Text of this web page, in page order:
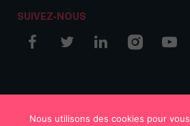
SUIVEZ-NOUS
Nous utilisons des cookies pour